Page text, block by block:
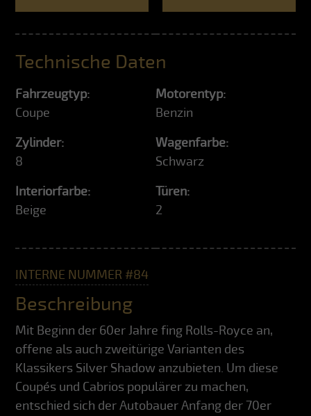
Technische Daten
Fahrzeugtyp:
Coupe
Motorentyp:
Benzin
Zylinder:
8
Wagenfarbe:
Schwarz
Interiorfarbe:
Beige
Türen:
2
INTERNE NUMMER #84
Beschreibung
Mit Beginn der 60er Jahre fing Rolls-Royce an,
offene als auch zweitürige Varianten des
Klassikers Silver Shadow anzubieten. Um diese
Coupés und Cabrios populärer zu machen,
entschied sich der Autobauer Anfang der 70er